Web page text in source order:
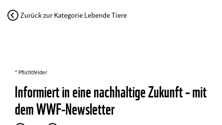
Zurück zur Kategorie Lebende Tiere
* Pflichtfelder
Informiert in eine nachhaltige Zukunft – mit
dem WWF-Newsletter